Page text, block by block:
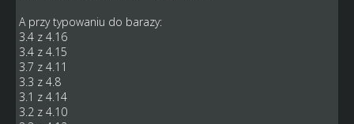
A przy typowaniu do barazy:
3.4 z 4.16
3.4 z 4.15
3.7 z 4.11
3.3 z 4.8
3.1 z 4.14
3.2 z 4.10